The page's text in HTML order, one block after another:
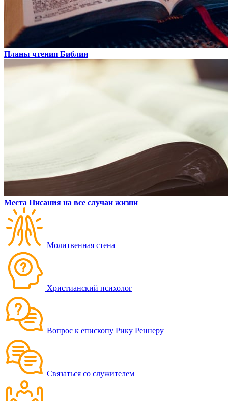
Планы чтения Библии
Места Писания на все случаи жизни
Молитвенная стена
Христианский психолог
Вопрос к епископу Рику Реннеру
Связаться со служителем